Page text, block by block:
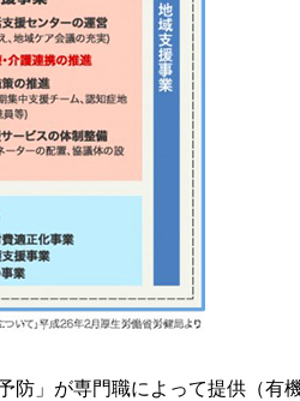
防」が専門職によって提供（有